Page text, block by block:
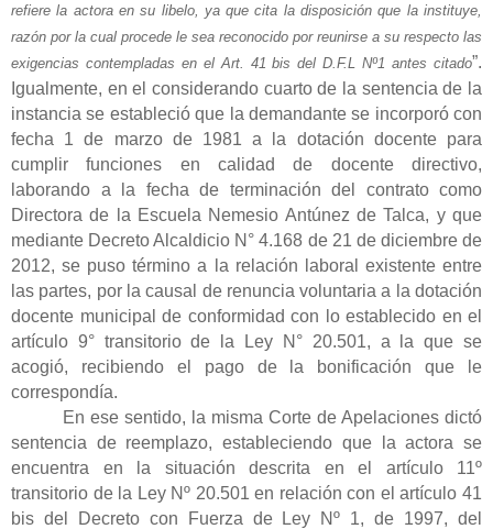
refiere la actora en su libelo, ya que cita la disposición que la instituye,
razón por la cual procede le sea reconocido por reunirse a su respecto las
exigencias contempladas en el Art. 41 bis del D.F.L Nº1 antes citado”.
Igualmente, en el considerando cuarto de la sentencia de la
instancia se estableció que la demandante se incorporó con
fecha 1 de marzo de 1981 a la dotación docente para
cumplir funciones en calidad de docente directivo,
laborando a la fecha de terminación del contrato como
Directora de la Escuela Nemesio Antúnez de Talca, y que
mediante Decreto Alcaldicio N° 4.168 de 21 de diciembre de
2012, se puso término a la relación laboral existente entre
las partes, por la causal de renuncia voluntaria a la dotación
docente municipal de conformidad con lo establecido en el
artículo 9° transitorio de la Ley N° 20.501, a la que se
acogió, recibiendo el pago de la bonificación que le
correspondía.
En ese sentido, la misma Corte de Apelaciones dictó
sentencia de reemplazo, estableciendo que la actora se
encuentra en la situación descrita en el artículo 11º
transitorio de la Ley Nº 20.501 en relación con el artículo 41
bis del Decreto con Fuerza de Ley Nº 1, de 1997, del